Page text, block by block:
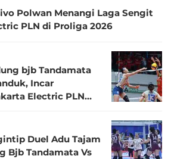
Polwan Menangi Laga Sengit
PLN di Proliga 2026
bjb Tandamata
Incar
Electric PLN
Duel Adu Tajam
Bjb Tandamata Vs